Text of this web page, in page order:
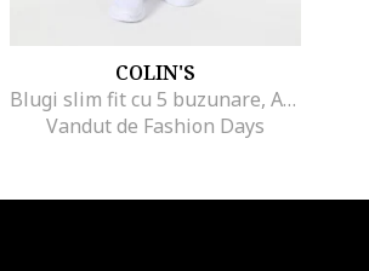
COLIN'S
Blugi slim fit cu 5 buzunare, Albastru petrol
Vandut de Fashion Days